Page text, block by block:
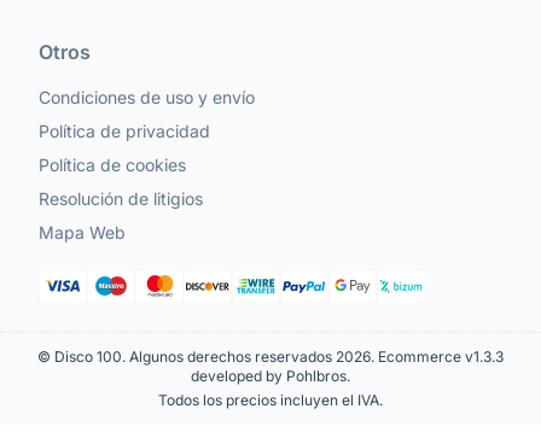
Otros
Condiciones de uso y envío
Política de privacidad
Política de cookies
Resolución de litigios
Mapa Web
© Disco 100. Algunos derechos reservados 2026. Ecommerce v1.3.3
developed by Pohlbros.
Todos los precios incluyen el IVA.